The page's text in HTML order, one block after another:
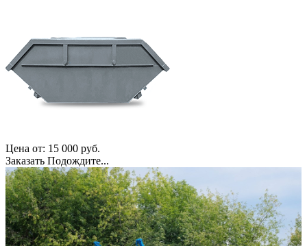
Цена от: 15 000 руб.
Заказать Подождите...